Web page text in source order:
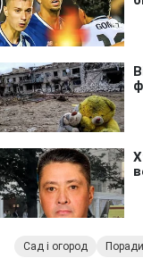
Сад і огород Поради